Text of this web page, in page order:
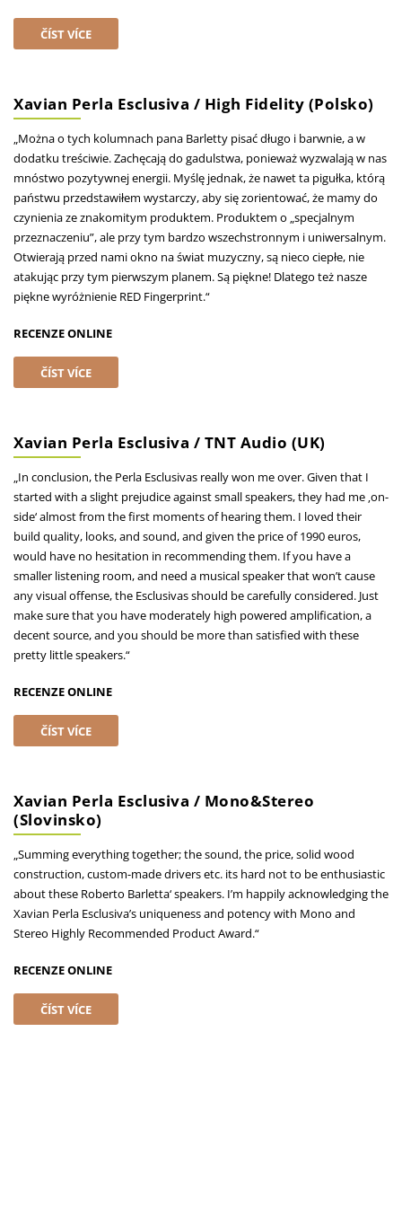
ČÍST VÍCE
Xavian Perla Esclusiva / High Fidelity (Polsko)
„Można o tych kolumnach pana Barletty pisać długo i barwnie, a w
dodatku treściwie. Zachęcają do gadulstwa, ponieważ wyzwalają w nas
mnóstwo pozytywnej energii. Myślę jednak, że nawet ta pigułka, którą
państwu przedstawiłem wystarczy, aby się zorientować, że mamy do
czynienia ze znakomitym produktem. Produktem o „specjalnym
przeznaczeniu”, ale przy tym bardzo wszechstronnym i uniwersalnym.
Otwierają przed nami okno na świat muzyczny, są nieco ciepłe, nie
atakując przy tym pierwszym planem. Są piękne! Dlatego też nasze
piękne wyróżnienie RED Fingerprint.“
RECENZE ONLINE
ČÍST VÍCE
Xavian Perla Esclusiva / TNT Audio (UK)
„In conclusion, the Perla Esclusivas really won me over. Given that I
started with a slight prejudice against small speakers, they had me ‚on-
side‘ almost from the first moments of hearing them. I loved their
build quality, looks, and sound, and given the price of 1990 euros,
would have no hesitation in recommending them. If you have a
smaller listening room, and need a musical speaker that won’t cause
any visual offense, the Esclusivas should be carefully considered. Just
make sure that you have moderately high powered amplification, a
decent source, and you should be more than satisfied with these
pretty little speakers.“
RECENZE ONLINE
ČÍST VÍCE
Xavian Perla Esclusiva / Mono&Stereo
(Slovinsko)
„Summing everything together; the sound, the price, solid wood
construction, custom-made drivers etc. its hard not to be enthusiastic
about these Roberto Barletta‘ speakers. I’m happily acknowledging the
Xavian Perla Esclusiva’s uniqueness and potency with Mono and
Stereo Highly Recommended Product Award.“
RECENZE ONLINE
ČÍST VÍCE